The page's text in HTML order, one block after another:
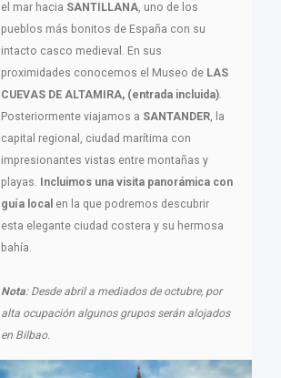
el mar hacia SANTILLANA, uno de los
pueblos más bonitos de España con su
intacto casco medieval. En sus
proximidades conocemos el Museo de LAS
CUEVAS DE ALTAMIRA, (entrada incluida).
Posteriormente viajamos a SANTANDER, la
capital regional, ciudad marítima con
impresionantes vistas entre montañas y
playas.
Incluimos una visita panorámica con
guía local en la que podremos descubrir
esta elegante ciudad costera y su hermosa
bahía.
Nota: Desde abril a mediados de octubre, por
alta ocupación algunos grupos serán alojados
en Bilbao.